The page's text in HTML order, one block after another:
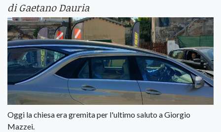
di Gaetano Dauria
Oggi la chiesa era gremita per l'ultimo saluto a Giorgio
Mazzei.